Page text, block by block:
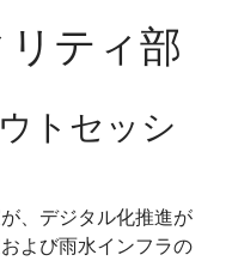
ティ部
トセッシ
、デジタル化推進が
よび雨水インフラの